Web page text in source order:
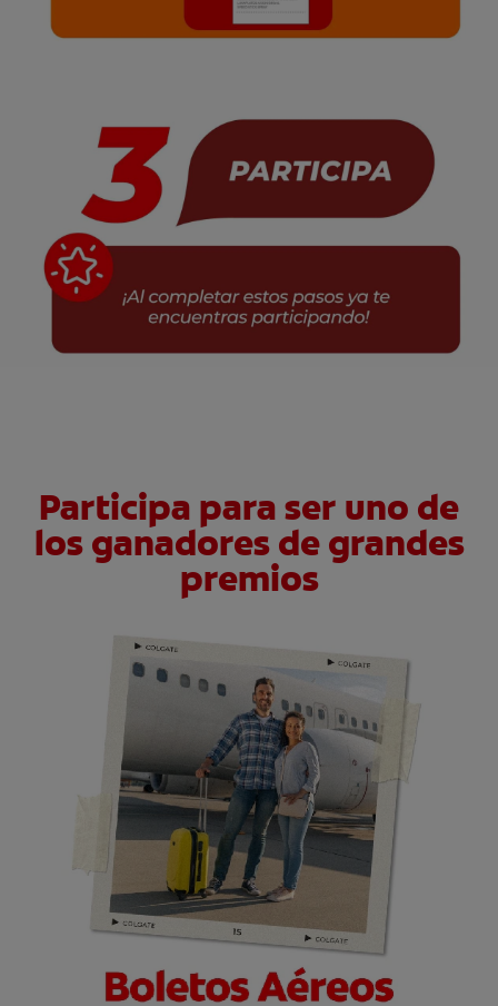
Participa para ser uno de
los ganadores de grandes
premios